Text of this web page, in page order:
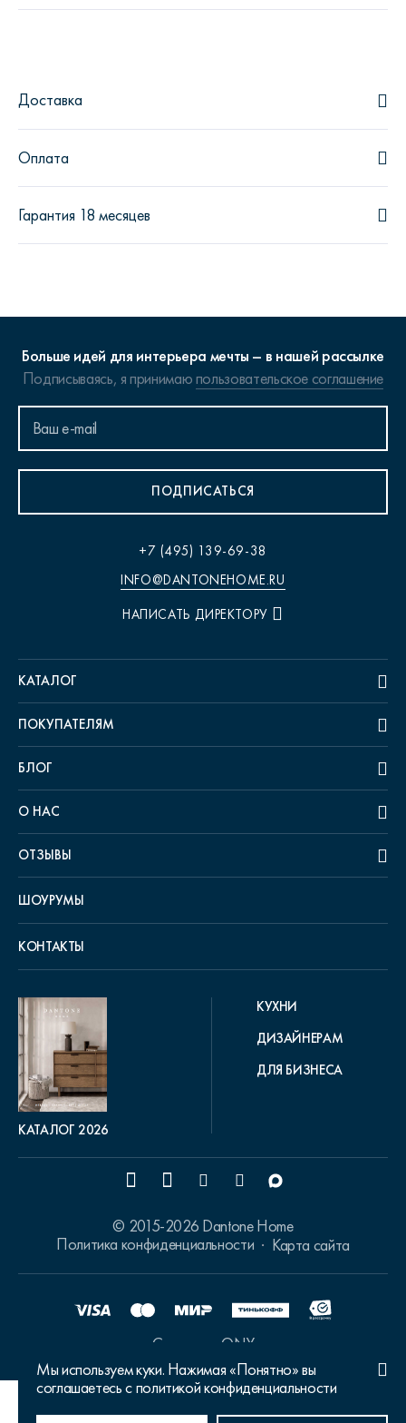
Доставка
Оплата
Гарантия 18 месяцев
Мы используем куки. Нажимая «Понятно» вы
соглашаетесь с политикой конфиденциальности
Больше идей для интерьера мечты – в нашей рассылке
Подписываясь, я принимаюпользовательское соглашение
ПОДПИСАТЬСЯ
+7 (495) 139-69-38
INFO@DANTONEHOME.RU
НАПИСАТЬ ДИРЕКТОРУ
КАТАЛОГ
ПОКУПАТЕЛЯМ
БЛОГ
О НАС
ОТЗЫВЫ
ШОУРУМЫ
КОНТАКТЫ
КАТАЛОГ 2026
КУХНИ
ДИЗАЙНЕРАМ
ДЛЯ БИЗНЕСА
© 2015-2026 Dantone Home
Политика конфиденциальности
Карта сайта
Сделано в ONY